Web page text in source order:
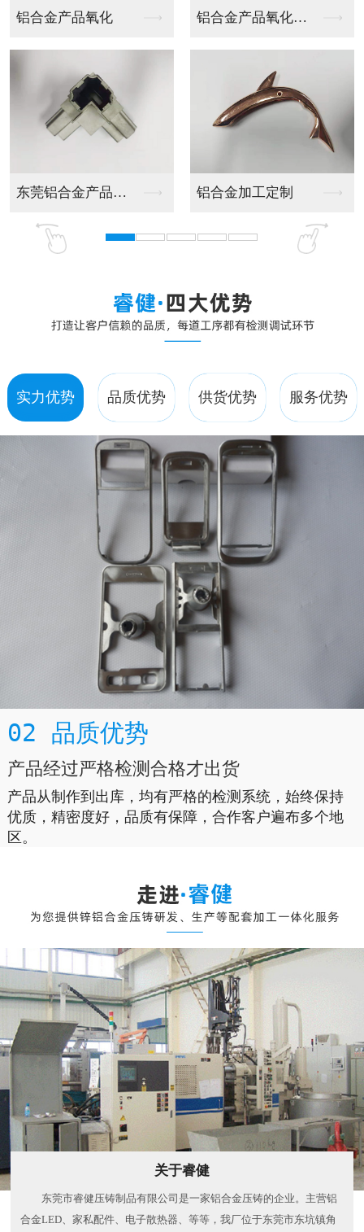
铝合金产品氧化厂家 东莞LED压铸件 LED压铸件
LED压力铸造件 东莞LED压力铸造
实力优势 品质优势 供货优势 服务优势
02 品质优势
产品经过严格检测合格才出货
产品从制作到出库，均有严格的检测系统，始终保持
优质，精密度好，品质有保障，合作客户遍布多个地
区。
关于睿健
东莞市睿健压铸制品有限公司是一家铝合金压铸的企业。主营铝
合金LED、家私配件、电子散热器、等等，我厂位于东莞市东坑镇角